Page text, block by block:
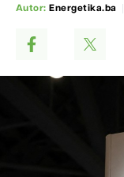
Autor: Energetika.ba